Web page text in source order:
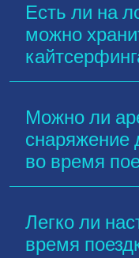
Есть ли на
можно
Можно ли
снаряжение
во время
Легко ли
время